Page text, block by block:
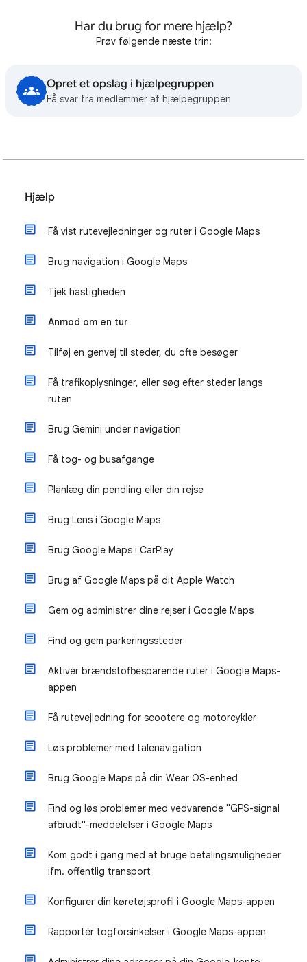
Har du brug for mere hjælp?
Prøv følgende næste trin:
Opret et opslag i hjælpegruppen
Få svar fra medlemmer af hjælpegruppen
Hjælp
Få vist rutevejledninger og ruter i Google Maps
Brug navigation i Google Maps
Tjek hastigheden
Anmod om en tur
Tilføj en genvej til steder, du ofte besøger
Få trafikoplysninger, eller søg efter steder langs
ruten
Brug Gemini under navigation
Få tog- og busafgange
Planlæg din pendling eller din rejse
Brug Lens i Google Maps
Brug Google Maps i CarPlay
Brug af Google Maps på dit Apple Watch
Gem og administrer dine rejser i Google Maps
Find og gem parkeringssteder
Aktivér brændstofbesparende ruter i Google Maps-
appen
Få rutevejledning for scootere og motorcykler
Løs problemer med talenavigation
Brug Google Maps på din Wear OS-enhed
Find og løs problemer med vedvarende "GPS-signal
afbrudt"-meddelelser i Google Maps
Kom godt i gang med at bruge betalingsmuligheder
ifm. offentlig transport
Konfigurer din køretøjsprofil i Google Maps-appen
Rapportér togforsinkelser i Google Maps-appen